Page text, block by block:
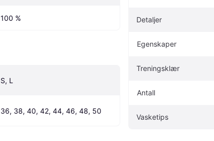
100 %
S, L
36, 38, 40, 42, 44, 46, 48, 50
Detaljer
Egenskaper
Treningsklær
Antall
Vasketips